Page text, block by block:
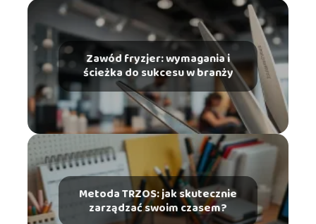
Zawód fryzjer: wymagania i
ścieżka do sukcesu w branży
Metoda TRZOS: jak skutecznie
zarządzać swoim czasem?